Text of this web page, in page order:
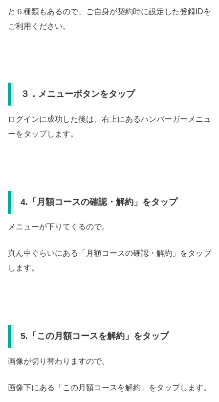
と６種類もあるので、ご自身が契約時に設定した登録IDを
ご利用ください。
３．メニューボタンをタップ
ログインに成功した後は、右上にあるハンバーガーメニュ
ーをタップします。
4.「月額コースの確認・解約」をタップ
メニューが下りてくるので。
真ん中ぐらいにある「月額コースの確認・解約」をタップ
します。
5.「この月額コースを解約」をタップ
画像が切り替わりますので。
画像下にある「この月額コースを解約」をタップします。